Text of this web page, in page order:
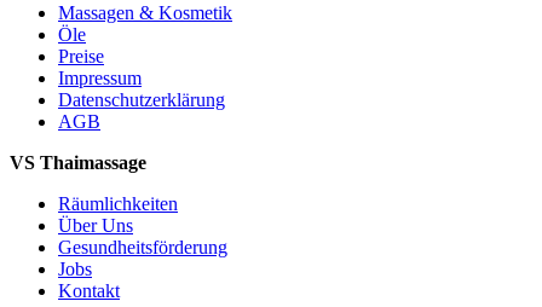
Massagen & Kosmetik
Öle
Preise
Impressum
Datenschutzerklärung
AGB
VS Thaimassage
Räumlichkeiten
Über Uns
Gesundheitsförderung
Jobs
Kontakt